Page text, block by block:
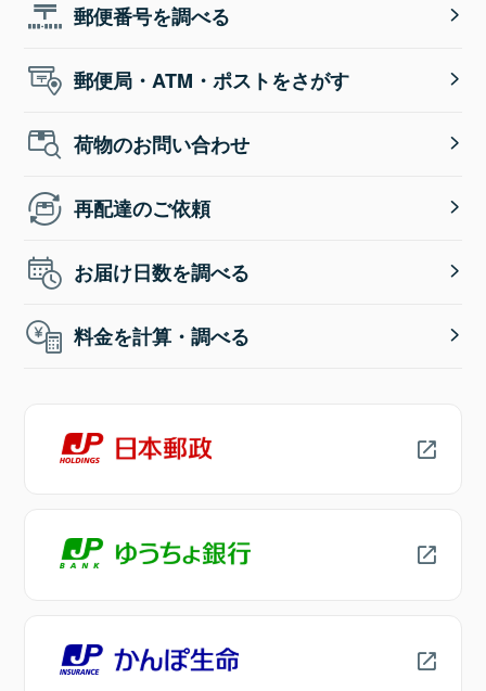
郵便番号を調べる
郵便局・ATM・ポストをさがす
荷物のお問い合わせ
再配達のご依頼
お届け日数を調べる
料金を計算・調べる